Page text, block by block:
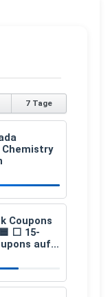
7 Tage
Coupons
⬜ 15-
auf
ab 2